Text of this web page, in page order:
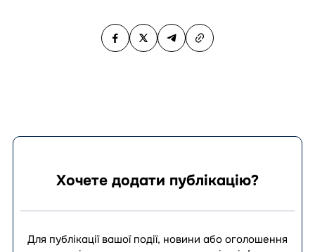
Хочете додати публікацію?
Для публікації вашої події, новини або оголошення